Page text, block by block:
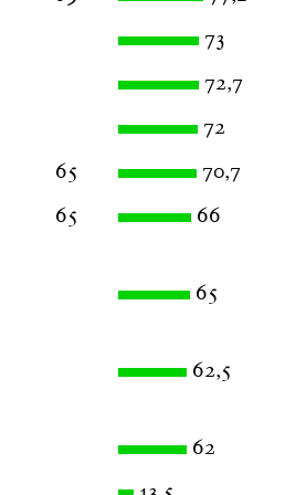
73
72,7
72
65 70,7
65 66
65
62,5
62